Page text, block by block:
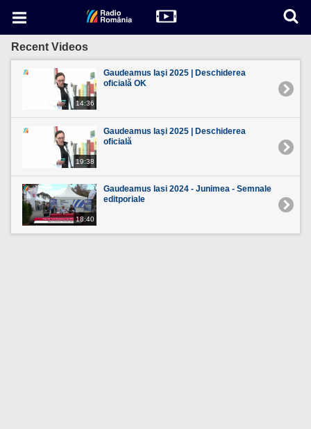
Recent Videos
14:36
Gaudeamus Iaşi 2025 | Deschiderea
oficială OK
19:38
Gaudeamus Iaşi 2025 | Deschiderea
oficială
18:40
Gaudeamus Iasi 2024 - Junimea - Semnale
editporiale